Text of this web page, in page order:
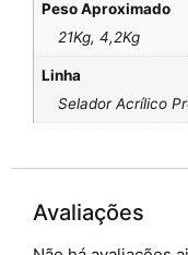
Peso Aproximado
21Kg, 4,2Kg
Linha
Selador Acrílico
Avaliações